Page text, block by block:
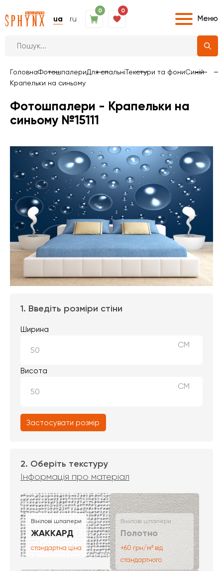
ua ru
0 0
Меню
ГоловнаФотошпалериДля спальніТекстури та фониСиній
Крапельки на синьому
Фотошпалери - Крапельки на
синьому №15111
1. Введіть розміри стіни
Ширина
СМ
Висота
СМ
Застосувати розмір
2. Оберіть текстуру
Інформація про матеріал
Вінілові шпалери
ЖАККАРД
стандартна ціна
Вінілові шпалери
Полотно
+60 грн/м² від
стандартного